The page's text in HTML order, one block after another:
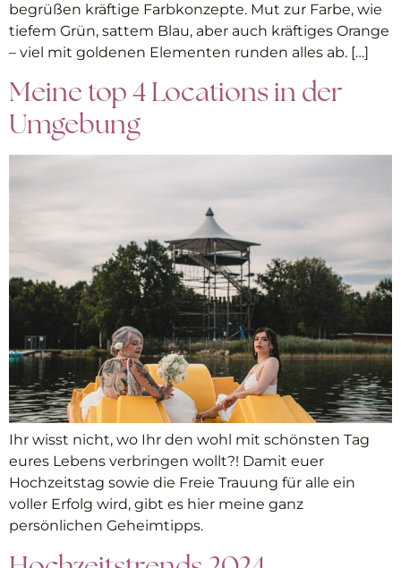
begrüßen kräftige Farbkonzepte. Mut zur Farbe, wie
tiefem Grün, sattem Blau, aber auch kräftiges Orange
– viel mit goldenen Elementen runden alles ab. […]
Meine top 4 Locations in der
Umgebung
Ihr wisst nicht, wo Ihr den wohl mit schönsten Tag
eures Lebens verbringen wollt?! Damit euer
Hochzeitstag sowie die Freie Trauung für alle ein
voller Erfolg wird, gibt es hier meine ganz
persönlichen Geheimtipps.